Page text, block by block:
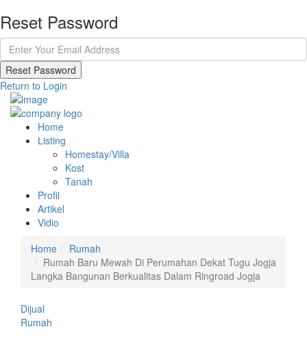
Reset Password
Reset Password
Return to Login
Home
Listing
Homestay/Villa
Kost
Tanah
Profil
Artikel
Vidio
Home
Rumah
Rumah Baru Mewah Di Perumahan Dekat Tugu Jogja
Langka Bangunan Berkualitas Dalam Ringroad Jogja
Dijual
Rumah